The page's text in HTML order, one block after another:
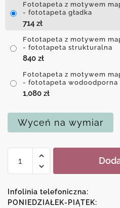
Fototapeta z motywem
- fototapeta gładka
714 zł
Fototapeta z motywem
- fototapeta strukturalna
840 zł
Fototapeta z motywem
- fototapeta wodoodporna
1,080 zł
Wyceń na wymiar
Fototapeta
motywem
mapy
Infolinia telefoniczna:
PONIEDZIAŁEK-PIĄTEK: